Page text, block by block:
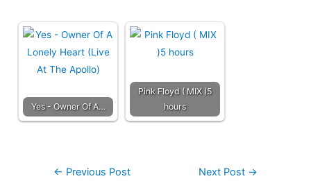
Yes - Owner Of A…
Pink Floyd ( MIX )5
hours
← Previous Post Next Post →